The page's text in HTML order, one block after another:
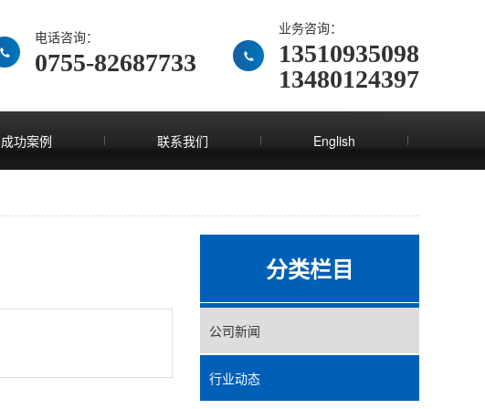
业务咨询：
13510935098
13480124397
电话咨询：
0755-82687733
成功案例 联系我们 English
分类栏目
公司新闻
行业动态